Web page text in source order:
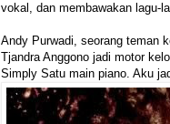
vokal, dan membawakan lagu-
Andy Purwadi, seorang teman
Tjandra Anggono jadi motor
Simply Satu main piano. Aku